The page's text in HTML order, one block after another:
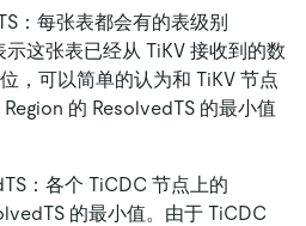
：每张表都会有的表级别
示这张表已经从 TiKV 接收到的数
，可以简单的认为和 TiKV 节点
Region 的 ResolvedTS 的最小值
：各个 TiCDC 节点上的
的最小值。由于 TiCDC